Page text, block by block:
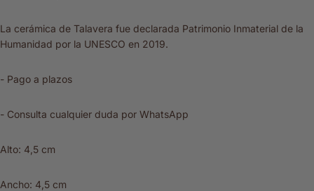
La cerámica de Talavera fue declarada Patrimonio Inmaterial de la
Humanidad por la UNESCO en 2019.
- Pago a plazos
- Consulta cualquier duda por WhatsApp
Alto: 4,5 cm
Ancho: 4,5 cm